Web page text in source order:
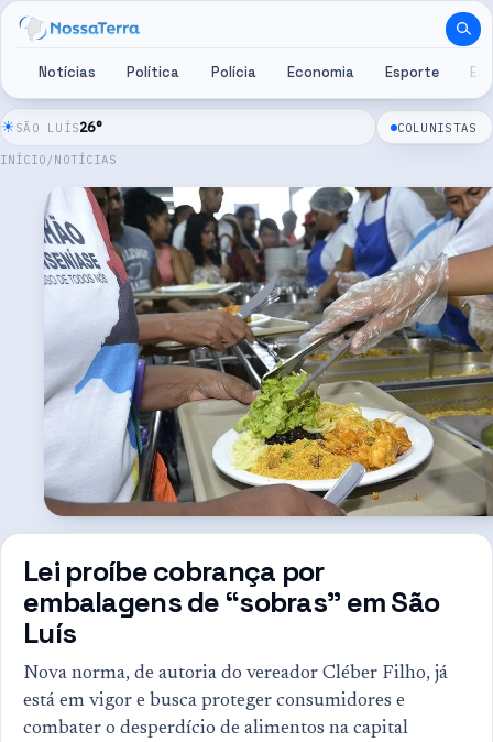
Pular para o conteúdo
Notícias Política Polícia Economia Esporte
☀SÃO LUÍS26° COLUNISTAS
INÍCIO / NOTÍCIAS
Lei proíbe cobrança por
embalagens de “sobras” em São
Luís
Nova norma, de autoria do vereador Cléber Filho, já
está em vigor e busca proteger consumidores e
combater o desperdício de alimentos na capital